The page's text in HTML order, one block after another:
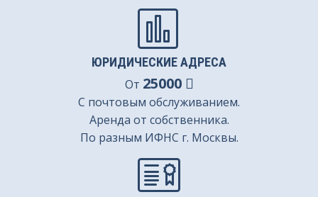
ЮРИДИЧЕСКИЕ АДРЕСА
От 25000
С почтовым обслуживанием.
Аренда от собственника.
По разным ИФНС г. Москвы.